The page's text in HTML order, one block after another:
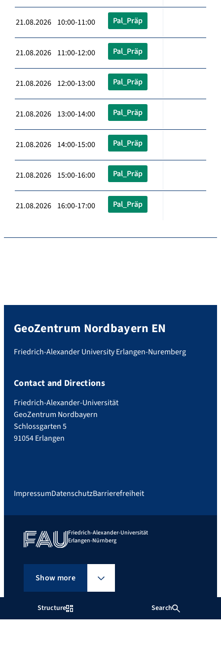
Structure Search
21.08.2026 10:00-11:00 Pal_Präp
21.08.2026 11:00-12:00 Pal_Präp
21.08.2026 12:00-13:00 Pal_Präp
21.08.2026 13:00-14:00 Pal_Präp
21.08.2026 14:00-15:00 Pal_Präp
21.08.2026 15:00-16:00 Pal_Präp
21.08.2026 16:00-17:00 Pal_Präp
GeoZentrum Nordbayern EN
Friedrich-Alexander University Erlangen-Nuremberg
Contact and Directions
Friedrich-Alexander-Universität
GeoZentrum Nordbayern
Schlossgarten 5
91054 Erlangen
ImpressumDatenschutzBarrierefreiheit
Friedrich-Alexander-Universität
Erlangen-Nürnberg
Show more